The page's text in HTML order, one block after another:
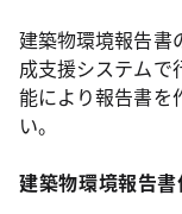
建築物環境報告書
成支援システムで
能により報告書を
い。
建築物環境報告